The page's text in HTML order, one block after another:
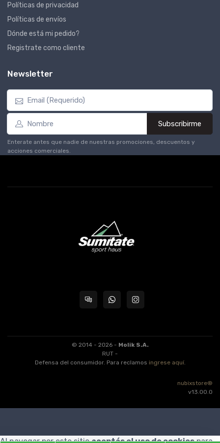
Políticas de privacidad
Políticas de envíos
Dónde está mi pedido?
Registrate como cliente
Newsletter
Subscribirme
Enterate antes que nadie de nuestras promociones, descuentos y
acciones comerciales.
© 2014 - 2026 - Molik S.A.
RUT -
Defensa del consumidor. Para reclamos ingrese aquí.
nubixstore®
v13.00.0